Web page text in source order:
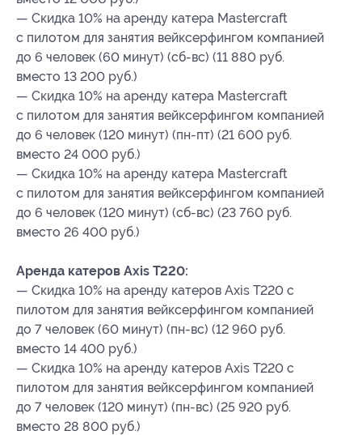
— Скидка 10% на аренду катера Mastercraft
с пилотом для занятия вейксерфингом компанией
до 6 человек (60 минут) (сб-вс) (11 880 руб.
вместо 13 200 руб.)
— Скидка 10% на аренду катера Mastercraft
с пилотом для занятия вейксерфингом компанией
до 6 человек (120 минут) (пн-пт) (21 600 руб.
вместо 24 000 руб.)
— Скидка 10% на аренду катера Mastercraft
с пилотом для занятия вейксерфингом компанией
до 6 человек (120 минут) (сб-вс) (23 760 руб.
вместо 26 400 руб.)
Аренда катеров Axis T220:
— Скидка 10% на аренду катеров Axis T220 с
пилотом для занятия вейксерфингом компанией
до 7 человек (60 минут) (пн-вс) (12 960 руб.
вместо 14 400 руб.)
— Скидка 10% на аренду катеров Axis T220 с
пилотом для занятия вейксерфингом компанией
до 7 человек (120 минут) (пн-вс) (25 920 руб.
вместо 28 800 руб.)